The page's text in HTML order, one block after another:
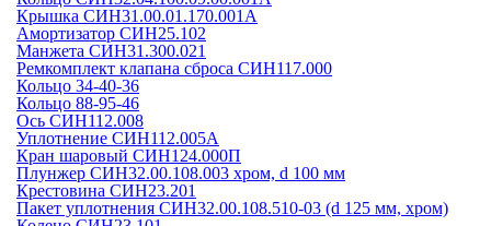
Крышка СИН31.00.01.170.001А
Амортизатор СИН25.102
Манжета СИН31.300.021
Ремкомплект клапана сброса СИН117.000
Кольцо 34-40-36
Кольцо 88-95-46
Ось СИН112.008
Уплотнение СИН112.005А
Кран шаровый СИН124.000П
Плунжер СИН32.00.108.003 хром, d 100 мм
Крестовина СИН23.201
Пакет уплотнения СИН32.00.108.510-03 (d 125 мм, хром)